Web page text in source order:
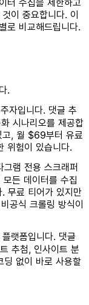
이 중요합니다. 이
로 비교해드립니다.
.
자입니다. 댓글 추
시나리오를 제공합
고, 월 $69부터 유료
위험이 있습니다.
램 전용 스크래퍼
든 데이터를 수집
무료 티어가 있지만
공식 크롤링 방식이
랫폼입니다. 댓글
추첨, 인사이트 분
딩 없이 바로 사용할